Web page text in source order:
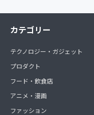
カテゴリー
テクノロジー・ガジェット
プロダクト
フード・飲食店
アニメ・漫画
ファッション